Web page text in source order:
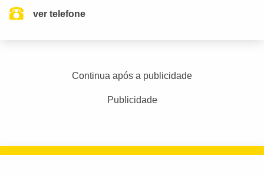
ver telefone
Continua após a publicidade
Publicidade